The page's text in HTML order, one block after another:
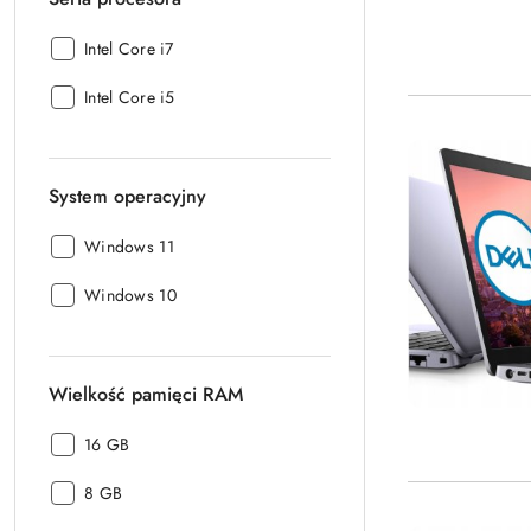
Seria
Intel Core i7
Seria
Intel Core i5
System operacyjny
System
Windows 11
System
Windows 10
Wielkość pamięci RAM
Wielkość
RAM:
16 GB
Wielkość
8 GB